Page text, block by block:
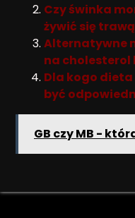
Czy świnka
żywić się
Alternatywne
na cholesterol
Dla kogo
być
GB czy MB -